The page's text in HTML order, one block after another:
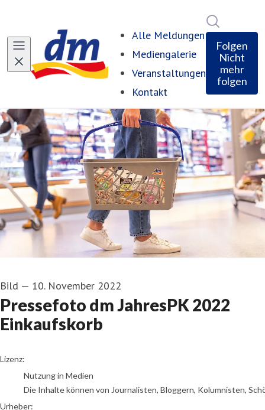
Alle Meldungen
Mediengalerie
Veranstaltungen
Kontakt
Folgen
Nicht
mehr
folgen
Bild — 10. November 2022
Pressefoto dm JahresPK 2022
Einkaufskorb
Sebastian Heck
Lizenz:
Nutzung in Medien
Die Inhalte können von Journalisten, Bloggern, Kolumnisten,
Urheber: